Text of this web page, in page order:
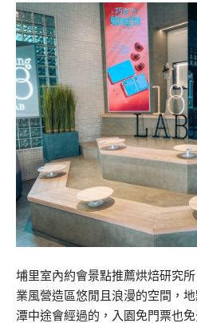
埔里室內約會景點推薦烘焙研究
業風營造區悠閒且浪漫的空間，
潭中途會經過的，入園免門票也